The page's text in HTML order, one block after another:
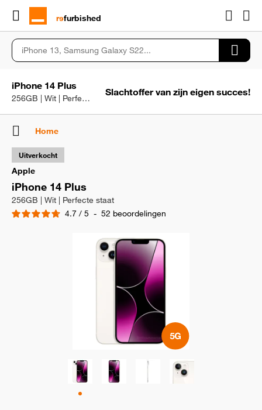
rɘfurbished
iPhone 14 Plus
256GB | Wit | Perfecte staat
Slachtoffer van zijn eigen succes!
Home
Apple
iPhone 14 Plus
256GB | Wit | Perfecte staat
4.7 / 5 - 52 beoordelingen
Uitverkocht